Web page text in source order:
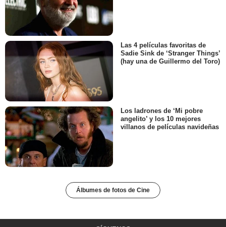
Las 4 películas favoritas de
Sadie Sink de ‘Stranger Things’
(hay una de Guillermo del Toro)
Los ladrones de ‘Mi pobre
angelito’ y los 10 mejores
villanos de películas navideñas
Álbumes de fotos de Cine